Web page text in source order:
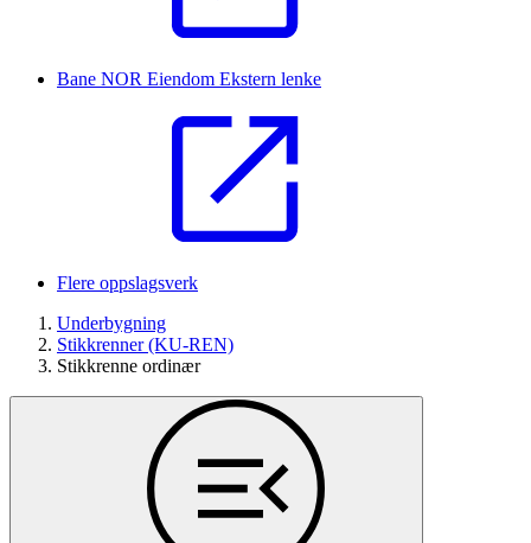
Bane NOR Eiendom Ekstern lenke
Flere oppslagsverk
Underbygning
Stikkrenner (KU-REN)
Stikkrenne ordinær